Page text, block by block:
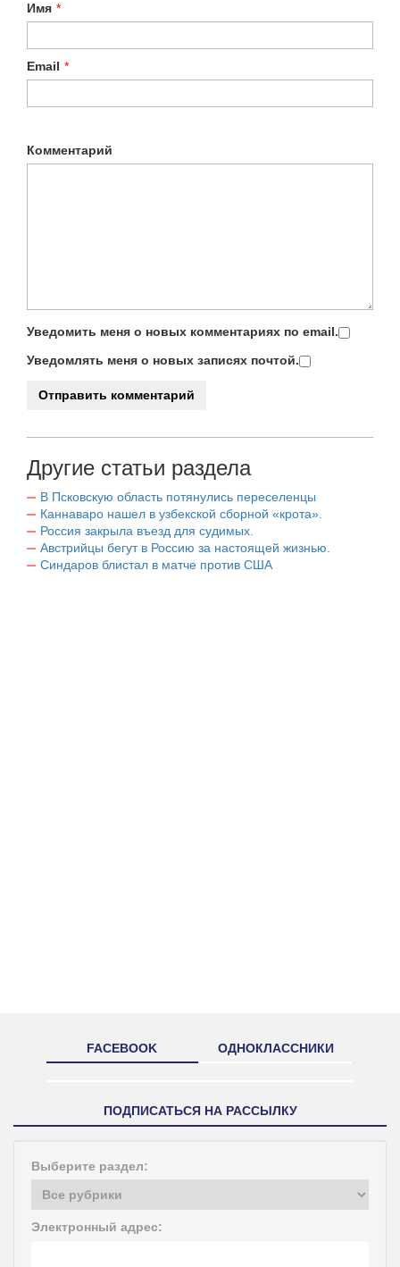
Имя *
Email *
Комментарий
Уведомить меня о новых комментариях по email.
Уведомлять меня о новых записях почтой.
Другие статьи раздела
В Псковскую область потянулись переселенцы
Каннаваро нашел в узбекской сборной «крота».
Россия закрыла въезд для судимых.
Австрийцы бегут в Россию за настоящей жизнью.
Синдаров блистал в матче против США
FACEBOOK ОДНОКЛАССНИКИ
ПОДПИСАТЬСЯ НА РАССЫЛКУ
Выберите раздел:
Электронный адрес: